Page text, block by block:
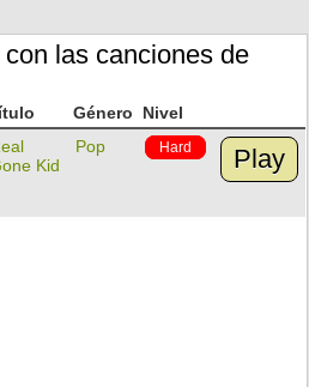
las canciones de
Género
Nivel
Kid
Pop Hard Play